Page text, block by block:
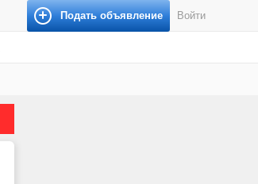
Подать объявление Войти